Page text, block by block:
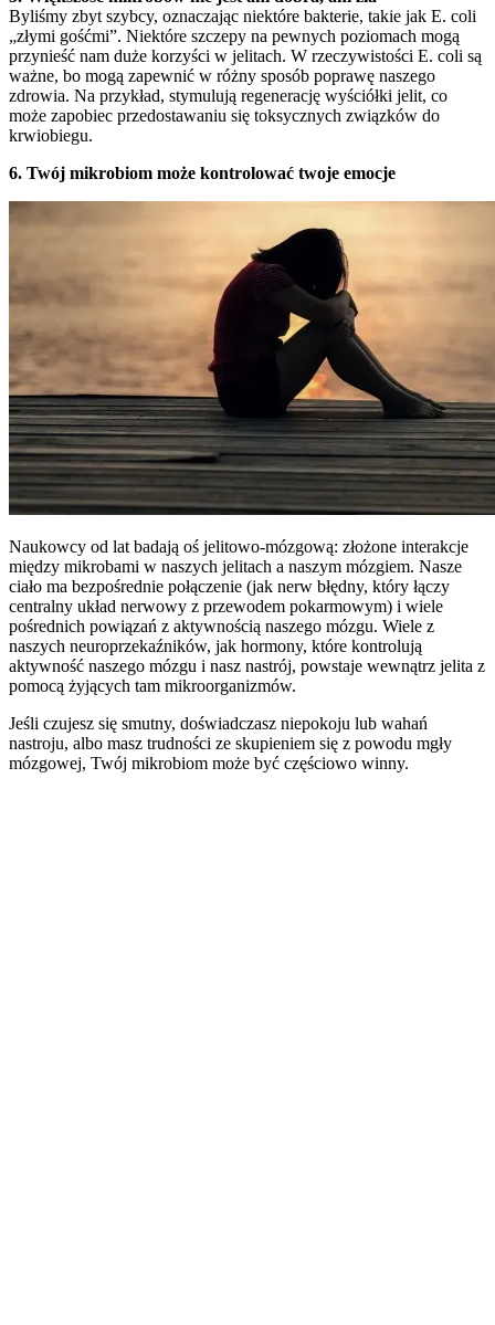
Byliśmy zbyt szybcy, oznaczając niektóre bakterie, takie jak E. coli
„złymi gośćmi”. Niektóre szczepy na pewnych poziomach mogą
przynieść nam duże korzyści w jelitach. W rzeczywistości E. coli są
ważne, bo mogą zapewnić w różny sposób poprawę naszego
zdrowia. Na przykład, stymulują regenerację wyściółki jelit, co
może zapobiec przedostawaniu się toksycznych związków do
krwiobiegu.
6. Twój mikrobiom może kontrolować twoje emocje
Naukowcy od lat badają oś jelitowo-mózgową: złożone interakcje
między mikrobami w naszych jelitach a naszym mózgiem. Nasze
ciało ma bezpośrednie połączenie (jak nerw błędny, który łączy
centralny układ nerwowy z przewodem pokarmowym) i wiele
pośrednich powiązań z aktywnością naszego mózgu. Wiele z
naszych neuroprzekaźników, jak hormony, które kontrolują
aktywność naszego mózgu i nasz nastrój, powstaje wewnątrz jelita z
pomocą żyjących tam mikroorganizmów.
Jeśli czujesz się smutny, doświadczasz niepokoju lub wahań
nastroju, albo masz trudności ze skupieniem się z powodu mgły
mózgowej, Twój mikrobiom może być częściowo winny.